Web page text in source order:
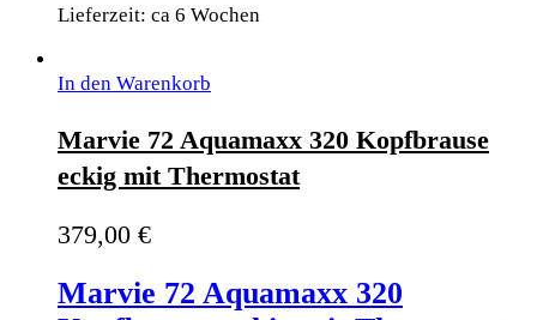
Lieferzeit: ca 6 Wochen
In den Warenkorb
Marvie 72 Aquamaxx 320 Kopfbrause
eckig mit Thermostat
379,00 €
Marvie 72 Aquamaxx 320